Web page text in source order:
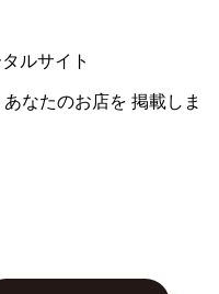
ルサイト
あなたのお店を 掲載しま